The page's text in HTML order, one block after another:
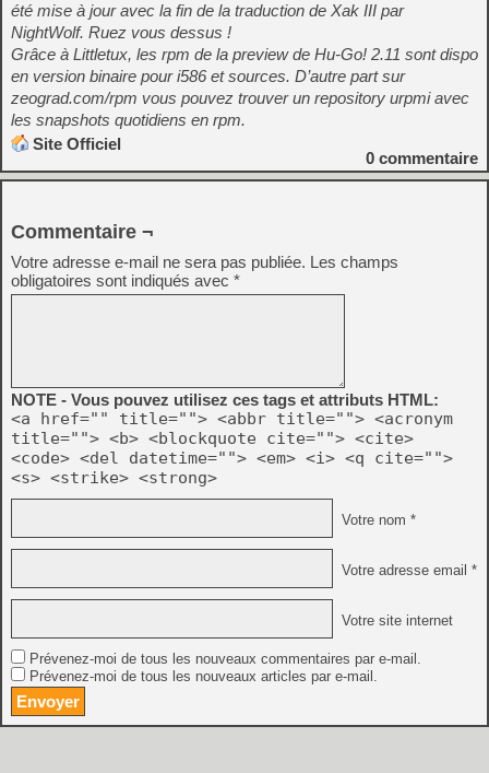
été mise à jour avec la fin de la traduction de Xak III par
NightWolf. Ruez vous dessus !
Grâce à Littletux, les rpm de la preview de Hu-Go! 2.11 sont dispo
en version binaire pour i586 et sources. D’autre part sur
zeograd.com/rpm vous pouvez trouver un repository urpmi avec
les snapshots quotidiens en rpm.
Site Officiel
0 commentaire
Commentaire ¬
Votre adresse e-mail ne sera pas publiée. Les champs
obligatoires sont indiqués avec *
NOTE - Vous pouvez utilisez ces tags et attributs HTML:
<a href="" title=""> <abbr title=""> <acronym
title=""> <b> <blockquote cite=""> <cite>
<code> <del datetime=""> <em> <i> <q cite="">
<s> <strike> <strong>
Votre nom *
Votre adresse email *
Votre site internet
Prévenez-moi de tous les nouveaux commentaires par e-mail.
Prévenez-moi de tous les nouveaux articles par e-mail.